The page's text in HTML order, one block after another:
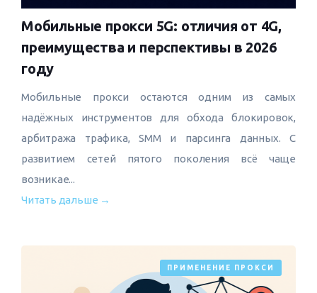
Мобильные прокси 5G: отличия от 4G,
преимущества и перспективы в 2026
году
Мобильные прокси остаются одним из самых
надёжных инструментов для обхода блокировок,
арбитража трафика, SMM и парсинга данных. С
развитием сетей пятого поколения всё чаще
возникае...
Читать дальше →
ПРИМЕНЕНИЕ ПРОКСИ